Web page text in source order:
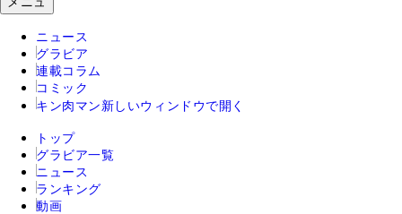
ニュース
グラビア
連載コラム
コミック
キン肉マン 新しいウィンドウで開く
トップ
グラビア一覧
ニュース
ランキング
動画